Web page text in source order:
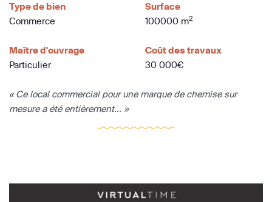
Type de bien
Commerce
Surface
100000 m2
Maître d'ouvrage
Particulier
Coût des travaux
30 000€
« Ce local commercial pour une marque de chemise sur
mesure a été entièrement... »